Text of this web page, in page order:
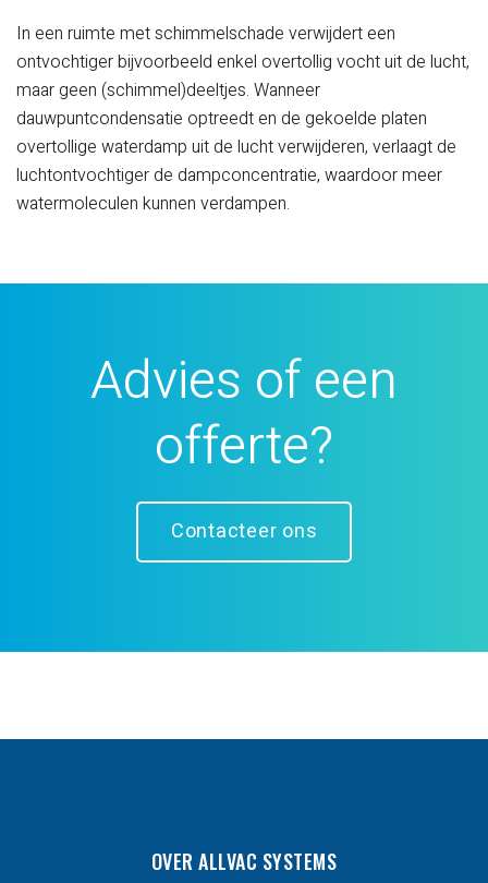
In een ruimte met schimmelschade verwijdert een
ontvochtiger bijvoorbeeld enkel overtollig vocht uit de lucht,
maar geen (schimmel)deeltjes. Wanneer
dauwpuntcondensatie optreedt en de gekoelde platen
overtollige waterdamp uit de lucht verwijderen, verlaagt de
luchtontvochtiger de dampconcentratie, waardoor meer
watermoleculen kunnen verdampen.
Advies of een
offerte?
Contacteer ons
OVER ALLVAC SYSTEMS